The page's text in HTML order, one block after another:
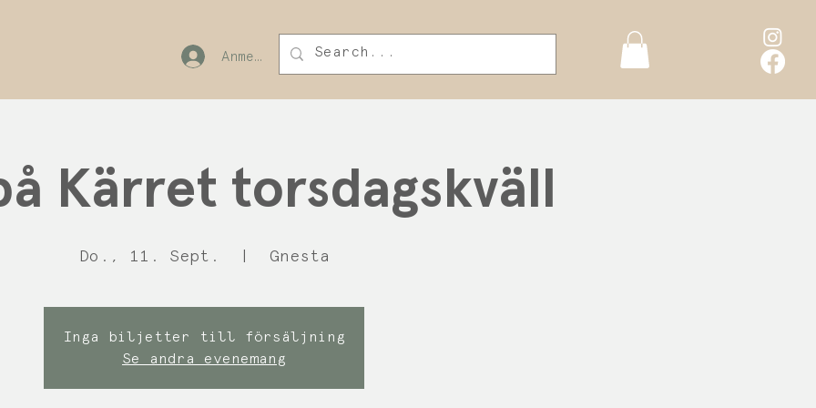
Anmelden
Kärret torsdagskväll
Do., 11. Sept. Gnesta
Inga biljetter till försäljning
Se andra evenemang